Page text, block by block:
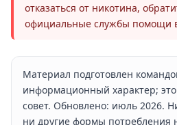
отказаться от никотина,
официальные службы помощи в
Материал подготовлен
информационный характер;
совет. Обновлено: июль 2026.
ни другие формы потребления